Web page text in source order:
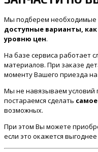
Мы подберем необходимые
доступные варианты,
уровню цен.
На базе сервиса работает
материалов. При заказе
моменту Вашего приезда
Мы не навязываем условий
постараемся сделать
возможных.
При этом Вы можете
если это окажется